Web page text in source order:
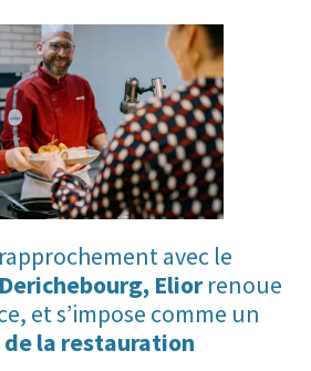
avec le
Derichebourg, Eliorrenoue
et s’impose comme un
la restauration